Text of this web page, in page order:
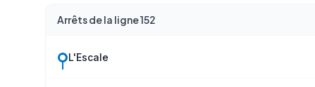
Arrêts de la ligne 152
L'Escale